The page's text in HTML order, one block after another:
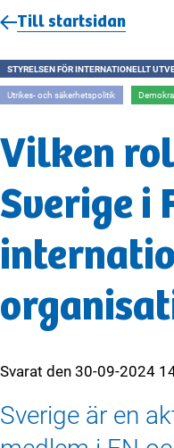
Till startsidan
STYRELSEN FÖR INTERNATIONELLT
Utrikes- och säkerhetspolitik
Vilken
Sverige i
Svarat den30-09-2024
Sverige är en